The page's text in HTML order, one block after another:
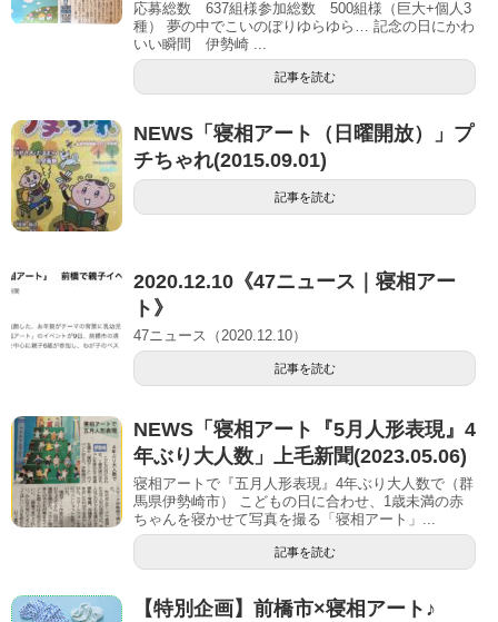
応募総数 637組様参加総数 500組様（巨大+個人3
種） 夢の中でこいのぼりゆらゆら… 記念の日にかわ
いい瞬間 伊勢崎 ...
記事を読む
NEWS「寝相アート（日曜開放）」プ
チちゃれ(2015.09.01)
記事を読む
2020.12.10《47ニュース｜寝相アー
ト》
47ニュース（2020.12.10）
記事を読む
NEWS「寝相アート『5月人形表現』4
年ぶり大人数」上毛新聞(2023.05.06)
寝相アートで『五月人形表現』4年ぶり大人数で（群
馬県伊勢崎市） こどもの日に合わせ、1歳未満の赤
ちゃんを寝かせて写真を撮る「寝相アート」...
記事を読む
【特別企画】前橋市×寝相アート♪